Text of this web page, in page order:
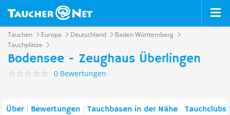
Tauchen Europa Deutschland
Baden Württemberg
Tauchplätze
Bodensee - Zeughaus Überlingen
0 Bewertungen
Über Bewertungen Tauchbasen in der Nähe Tauchclubs